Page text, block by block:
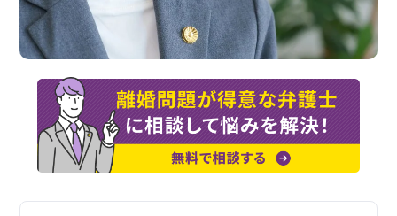
労働問題
債権回収
IT・ネット